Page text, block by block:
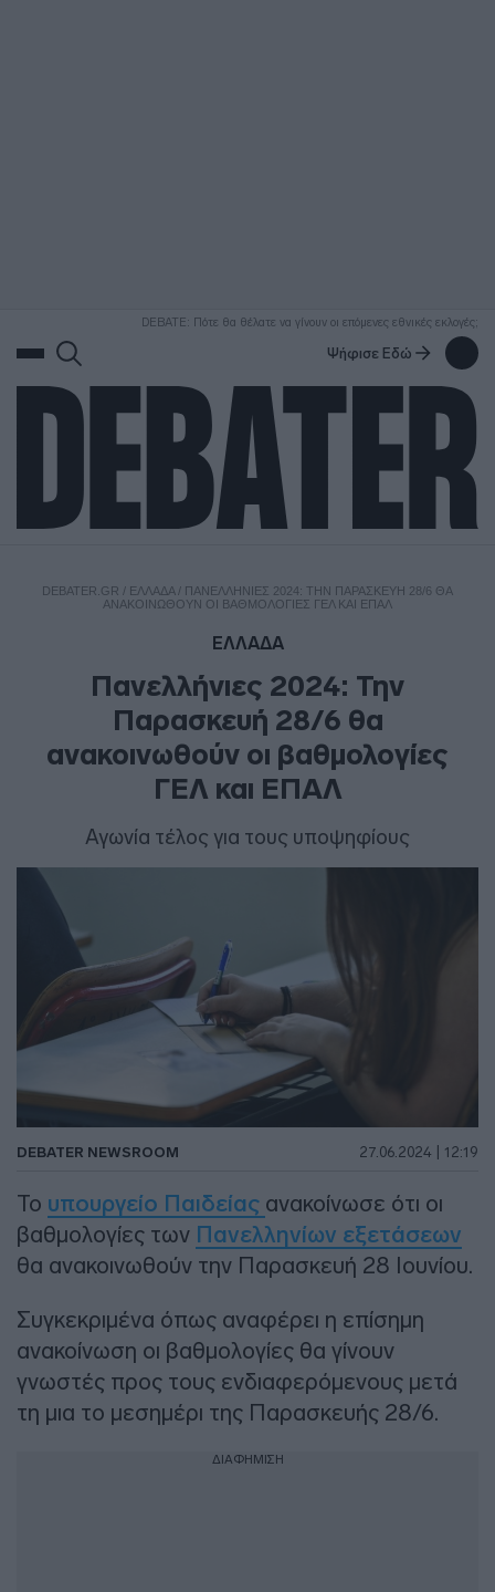
DEBATE: Πότε θα θέλατε να γίνουν οι επόμενες εθνικές εκλογές;
Ψήφισε Εδώ
DEBATER.GR / ΕΛΛΑΔΑ/ ΠΑΝΕΛΛΉΝΙΕΣ 2024: ΤΗΝ ΠΑΡΑΣΚΕΥΉ 28/6 ΘΑ
ΑΝΑΚΟΙΝΩΘΟΎΝ ΟΙ ΒΑΘΜΟΛΟΓΊΕΣ ΓΕΛ ΚΑΙ ΕΠΑΛ
ΕΛΛΑΔΑ
Πανελλήνιες 2024: Την
Παρασκευή 28/6 θα
ανακοινωθούν οι βαθμολογίες
ΓΕΛ και ΕΠΑΛ
Αγωνία τέλος για τους υποψηφίους
DEBATER NEWSROOM 27.06.2024 | 12:19
Το υπουργείο Παιδείας ανακοίνωσε ότι οι
βαθμολογίες των Πανελληνίων εξετάσεων
θα ανακοινωθούν την Παρασκευή 28 Ιουνίου.
Συγκεκριμένα όπως αναφέρει η επίσημη
ανακοίνωση οι βαθμολογίες θα γίνουν
γνωστές προς τους ενδιαφερόμενους μετά
τη μια το μεσημέρι της Παρασκευής 28/6.
ΔΙΑΦΗΜΙΣΗ